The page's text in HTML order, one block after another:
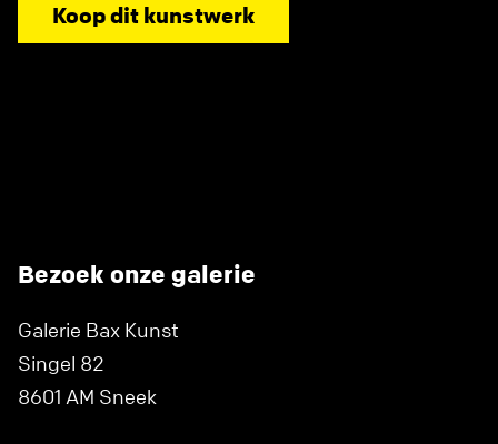
Koop dit kunstwerk
Bezoek onze galerie
Galerie Bax Kunst
Singel 82
8601 AM Sneek